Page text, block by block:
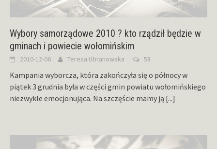
Wybory samorządowe 2010 ? kto rządził będzie w
gminach i powiecie wołomińskim
2010-12-06 Teresa Ubranowska 58
Kampania wyborcza, która zakończyła się o północy w
piątek 3 grudnia była w części gmin powiatu wołomińskiego
niezwykle emocjonująca. Na szczęście mamy ją [...]